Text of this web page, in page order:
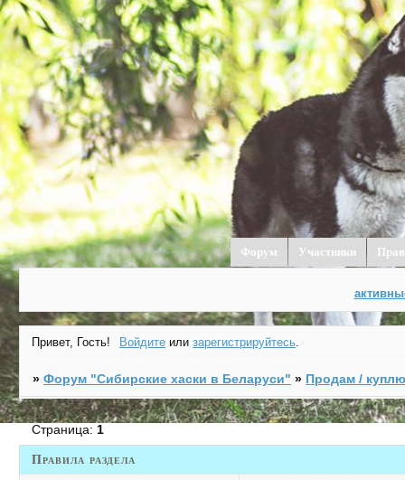
Форум Участники
Привет, Гость! Войдите илизарегистрируйтесь.
»Форум "Cибирские хаски в Беларуси" » Продам /
Правила раздела
Страница: 1